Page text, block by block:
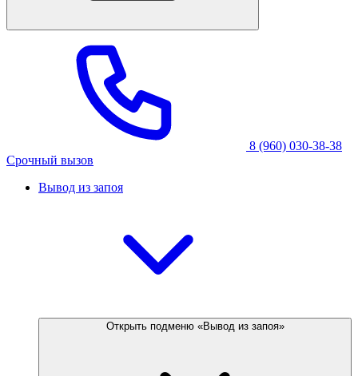
8 (960) 030-38-38
Срочный вызов
Вывод из запоя
Открыть подменю «Вывод из запоя»